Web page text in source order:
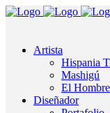
Artista
Hispania
Mashigú
El
Diseñador